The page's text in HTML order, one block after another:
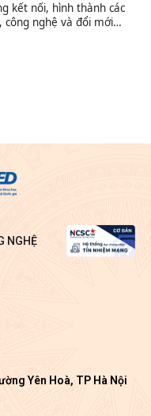
kết nối, hình thành các
công nghệ và đổi mới
NGHỆ
Yên Hoà, TP Hà Nội